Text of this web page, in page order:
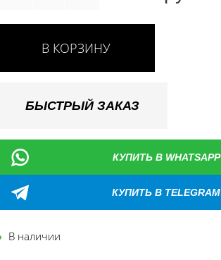
В КОРЗИНУ
БЫСТРЫЙ ЗАКАЗ
КУПИТЬ В WHATSAPP
КУПИТЬ В TELEGRAM
В наличии